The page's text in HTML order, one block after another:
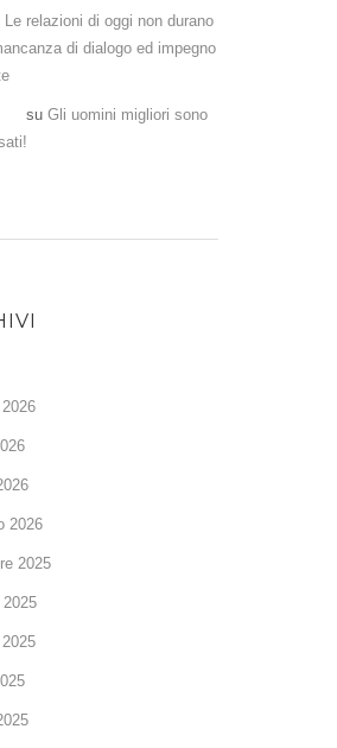
Le relazioni di oggi non durano
di dialogo ed impegno
su Gli uomini migliori sono
2026
2025